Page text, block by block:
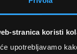
stranica koristi
upotrebljavamo
SITEMAP